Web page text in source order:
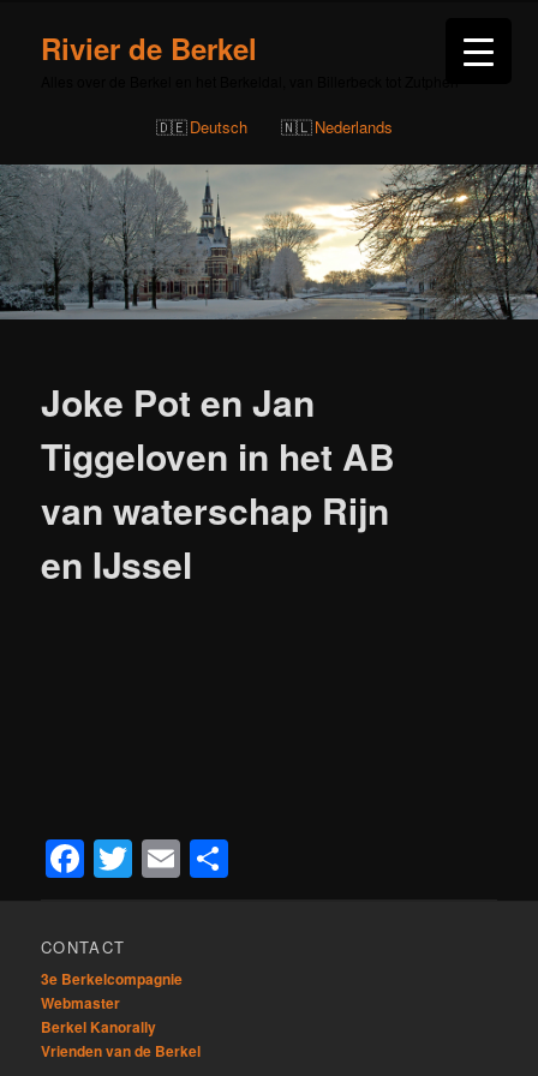
Rivier de Berkel
Deutsch Nederlands
Joke Pot en Jan
Tiggeloven in het AB
van waterschap Rijn
en IJssel
Facebook
Twitter
Email
CONTACT
3e Berkelcompagnie
Webmaster
Berkel Kanorally
Vrienden van de Berkel